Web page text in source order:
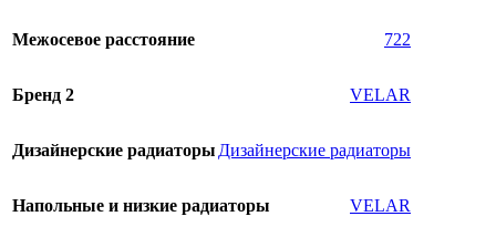
Межосевое расстояние 722
Бренд 2 VELAR
Дизайнерские радиаторыДизайнерские радиаторы
Напольные и низкие радиаторы VELAR